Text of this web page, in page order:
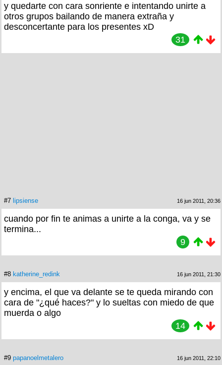
y quedarte con cara sonriente e intentando unirte a
otros grupos bailando de manera extraña y
desconcertante para los presentes xD
31
#7 lipsiense 16 jun 2011, 20:36
cuando por fin te animas a unirte a la conga, va y se
termina...
9
#8 katherine_redink 16 jun 2011, 21:30
y encima, el que va delante se te queda mirando con
cara de "¿qué haces?" y lo sueltas con miedo de que
muerda o algo
14
#9 papanoelmetalero 16 jun 2011, 22:10